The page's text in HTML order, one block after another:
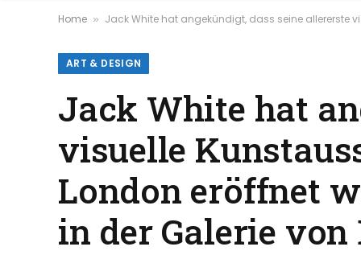
Home » Jack White hat angekündigt, dass seine allererste
ART & DESIGN
Jack White hat
visuelle
London eröffnet
in der Galerie